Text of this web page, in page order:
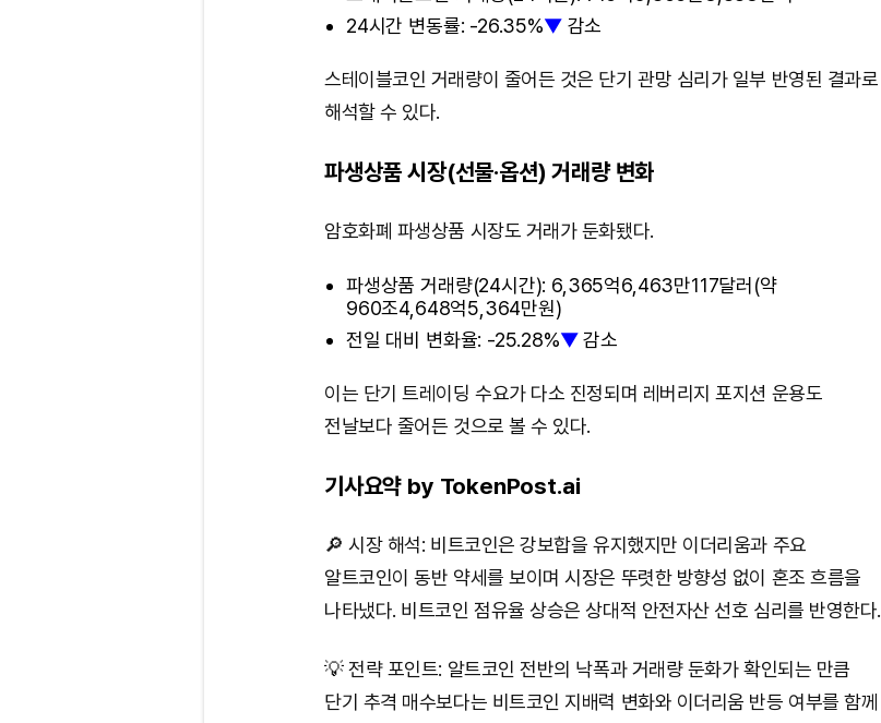
24시간 변동률: -26.35%▼감소
스테이블코인 거래량이 줄어든 것은 단기 관망 심리가 일부 반영된 결과로
해석할 수 있다.
파생상품 시장(선물·옵션) 거래량 변화
암호화폐 파생상품 시장도 거래가 둔화됐다.
파생상품 거래량(24시간): 6,365억6,463만117달러(약
960조4,648억5,364만원)
전일 대비 변화율: -25.28%▼감소
이는 단기 트레이딩 수요가 다소 진정되며 레버리지 포지션 운용도
전날보다 줄어든 것으로 볼 수 있다.
기사요약 by TokenPost.ai
🔎 시장 해석: 비트코인은 강보합을 유지했지만 이더리움과 주요
알트코인이 동반 약세를 보이며 시장은 뚜렷한 방향성 없이 혼조 흐름을
나타냈다. 비트코인 점유율 상승은 상대적 안전자산 선호 심리를 반영한다.
💡 전략 포인트: 알트코인 전반의 낙폭과 거래량 둔화가 확인되는 만큼
단기 추격 매수보다는 비트코인 지배력 변화와 이더리움 반등 여부를 함께